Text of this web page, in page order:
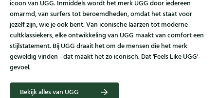
icoon van UGG. Inmiddels wordt het merk UGG door iedereen
omarmd, van surfers tot beroemdheden, omdat het staat voor
jezelf zijn, wie je ook bent. Van iconische laarzen tot moderne
cultklassiekers, elke ontwikkeling van UGG maakt van comfort een
stijlstatement. Bij UGG draait het om de mensen die het merk
geweldig vinden - dat maakt het zo iconisch. Dat 'Feels Like UGG'-
gevoel.
Bekijk alles van UGG